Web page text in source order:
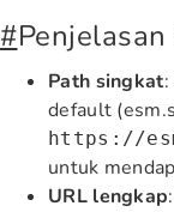
#
Path singkat:
default
https://
untuk
URL lengkap